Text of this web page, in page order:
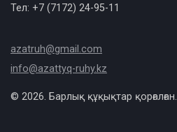
Тел: +7 (7172) 24-95-11
azatruh@gmail.com
info@azattyq-ruhy.kz
© 2026. Барлық құқықтар қорғалған.